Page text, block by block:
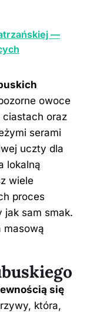
—
owoce
oraz
serami
uczty dla
lokalną
wiele
proces
jak sam smak.
masową
się
która,